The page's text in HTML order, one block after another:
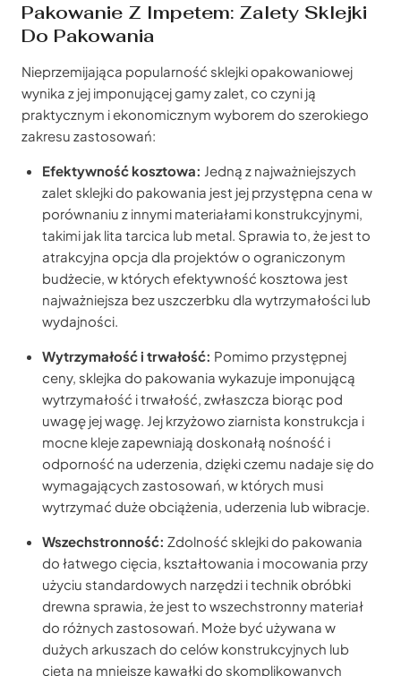
Pakowanie Z Impetem: Zalety Sklejki
Do Pakowania
Nieprzemijająca popularność sklejki opakowaniowej
wynika z jej imponującej gamy zalet, co czyni ją
praktycznym i ekonomicznym wyborem do szerokiego
zakresu zastosowań:
Efektywność kosztowa: Jedną z najważniejszych
zalet sklejki do pakowania jest jej przystępna cena w
porównaniu z innymi materiałami konstrukcyjnymi,
takimi jak lita tarcica lub metal. Sprawia to, że jest to
atrakcyjna opcja dla projektów o ograniczonym
budżecie, w których efektywność kosztowa jest
najważniejsza bez uszczerbku dla wytrzymałości lub
wydajności.
Wytrzymałość i trwałość: Pomimo przystępnej
ceny, sklejka do pakowania wykazuje imponującą
wytrzymałość i trwałość, zwłaszcza biorąc pod
uwagę jej wagę. Jej krzyżowo ziarnista konstrukcja i
mocne kleje zapewniają doskonałą nośność i
odporność na uderzenia, dzięki czemu nadaje się do
wymagających zastosowań, w których musi
wytrzymać duże obciążenia, uderzenia lub wibracje.
Wszechstronność: Zdolność sklejki do pakowania
do łatwego cięcia, kształtowania i mocowania przy
użyciu standardowych narzędzi i technik obróbki
drewna sprawia, że jest to wszechstronny materiał
do różnych zastosowań. Może być używana w
dużych arkuszach do celów konstrukcyjnych lub
cięta na mniejsze kawałki do skomplikowanych